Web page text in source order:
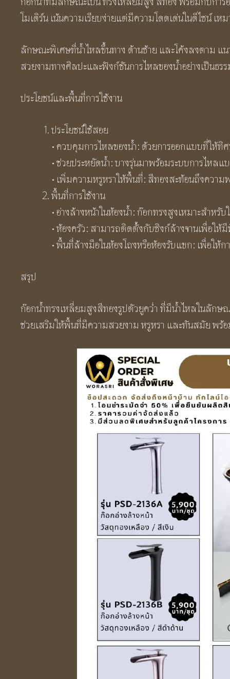
โมเดิร์น เน้นความเรียบง่ายแต่มีความโดดเด่นในดีไซน์
ลักษณะพิเศษที่น้ำไหลขึ้นทาง ด้านซ้าย และโค้งลงตาม แน
สวยงามทางศิลปะและฟังก์ชันการไหลของน้ำอย่างเป็นธร
ประโยชน์และพื้นที่การใช้งาน
ประโยชน์ใช้สอย
• ควบคุมการไหลของน้ำ: ด้วยการออกแบบที่ให้ทิ
• ช่วยประหยัดน้ำ: บางรุ่นมาพร้อมระบบการไห
• เพิ่มความหรูหราให้พื้นที่: สีทองสะท้อนถึงควา
พื้นที่การใช้งาน
• อ่างล้างหน้าในห้องน้ำ: ก๊อกทรงสูงเหมาะสำห
• ห้องครัว: สามารถติดตั้งกับซิงก์ล้างจานเพื่อใ
• พื้นที่ล้างมือในห้องโถงหรือห้องรับแขก: เพื่อใ
สรุป
ก๊อกน้ำทรงเหลี่ยมสูงสีทองรูปตัวยูคว่ำ ที่มีน้ำไหลในลักษ
ช่วยเสริมให้พื้นที่มีความสวยงาม หรูหรา และทันสมัย พร้